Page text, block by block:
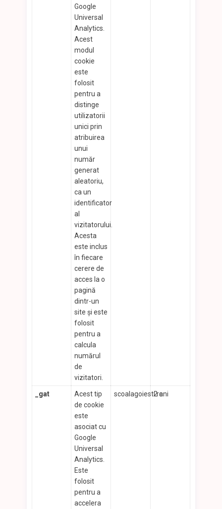
Google
Universal
Analytics.
Acest
modul
cookie
este
folosit
pentru a
distinge
utilizatorii
unici prin
atribuirea
unui
număr
generat
aleatoriu,
ca un
identificator
al
vizitatorului.
Acesta
este inclus
în fiecare
cerere de
acces la o
pagină
dintr-un
site și este
folosit
pentru a
calcula
numărul
de
vizitatori.
_gat
Acest tip
de cookie
este
asociat cu
Google
Universal
Analytics.
Este
folosit
pentru a
accelera
scoalagoiesti.ro
2 ani